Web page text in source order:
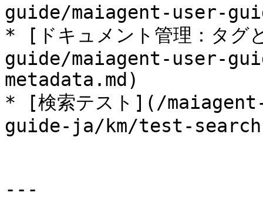
guide/maiagent-user-
* [ドキュメント管理：タ
guide/maiagent-user-
metadata.md)
* [検索テスト](/
guide-ja/km/test-
---